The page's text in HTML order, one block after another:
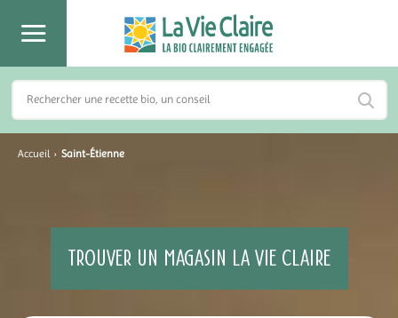
Accueil › Saint-Étienne
TROUVER UN MAGASIN LA VIE CLAIRE